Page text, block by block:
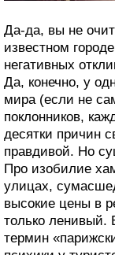
Да-да, вы не
известном
негативных
Да, конечно, у
мира (если не
поклонников,
десятки причин
правдивой. Но
Про изобилие
улицах,
высокие цены в
только ленивый.
термин